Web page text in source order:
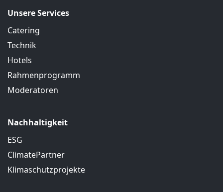
Unsere Services
Catering
Technik
Hotels
Rahmenprogramm
Moderatoren
Nachhaltigkeit
ESG
ClimatePartner
Klimaschutzprojekte